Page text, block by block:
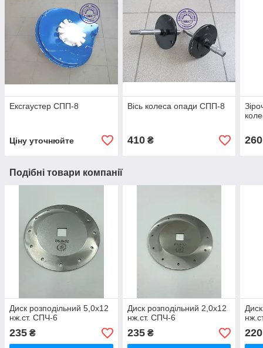
Ексгаустер СПП-8
Ціну уточнюйте
Вісь колеса опади СПП-8
410₴ 260
Подібні товари компанії
Диск розподільний 5,0х12
нж.ст. СПЧ-6
235 ₴
Диск розподільний 2,0х12
нж.ст. СПЧ-6
235₴ 220